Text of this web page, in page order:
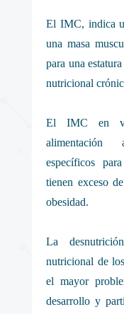
El IMC, indica
una masa
para una
nutricional
El IMC en
alimentación
específicos
tienen exceso
obesidad.
La
nutricional de
el mayor
desarrollo y